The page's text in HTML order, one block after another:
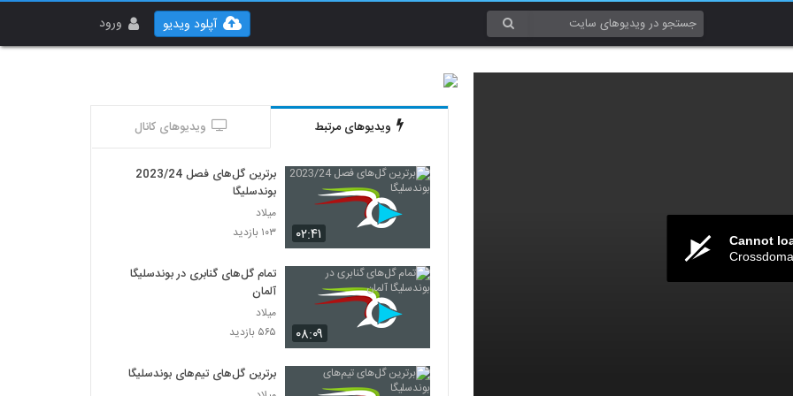
ورود آپلود ویدیو
Cannot
ویدیوهای مرتبط ویدیوهای کانال
۰۲:۴۱
برترین گل‌های فصل 2023/24
بوندسلیگا
میلاد
۱۰۳ بازدید
۰۸:۰۹
تمام گل‌های گنابری در بوندسلیگا
آلمان
میلاد
۵۶۵ بازدید
برترین گل‌های تیم‌های بوندسلیگا